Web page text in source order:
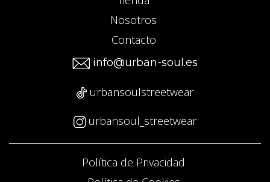
Nosotros
Contacto
info@urban-soul.es
urbansoulstreetwear
urbansoul_streetwear
Política de Privacidad